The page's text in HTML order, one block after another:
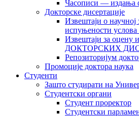
Часописи — издања
Докторске дисертације
Извештаји о
испуњености услова
Извештаји за оцену
ДОКТОРСКИХ
Репозиторијум
Промоције доктора наука
Студенти
Зашто студирати на
Студентски органи
Студент проректор
Студентски